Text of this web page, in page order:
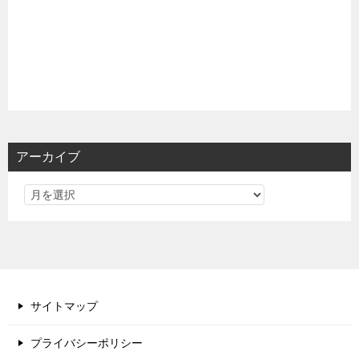
アーカイブ
サイトマップ
プライバシーポリシー